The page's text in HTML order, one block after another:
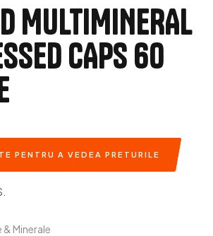
MULTIMINERAL
CAPS 60
PENTRU A VEDEA PRETURILE
Minerale